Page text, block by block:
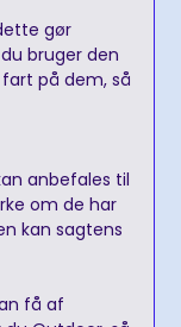
gør
bruger den
på dem, så
anbefales til
om de har
kan sagtens
få af